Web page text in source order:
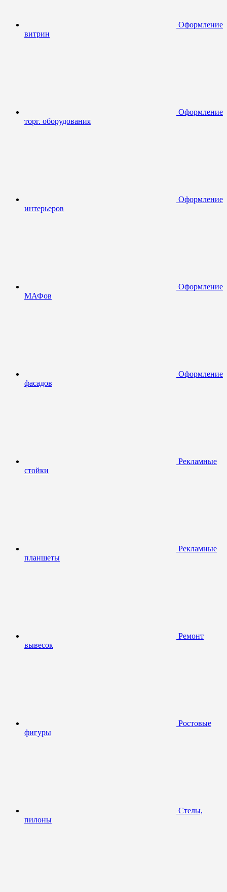
Оформление
витрин
Оформление
торг. оборудования
Оформление
интерьеров
Оформление
МАФов
Оформление
фасадов
Рекламные
стойки
Рекламные
планшеты
Ремонт
вывесок
Ростовые
фигуры
Стелы,
пилоны